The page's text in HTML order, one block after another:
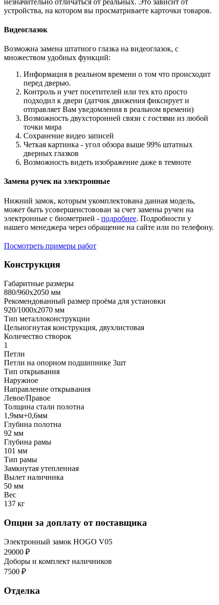
устройства, на котором вы просматриваете карточки товаров.
Видеоглазок
Возможна замена штатного глазка на видеоглазок, с
множеством удобных функций:
Информация в реальном времени о том что происходит
перед дверью.
Контроль и учет посетителей или тех кто просто
подходил к двери (датчик движения фиксирует и
отправляет Вам уведомления в реальном времени)
Возможность двухсторонней связи с гостями из любой
точки мира
Сохранение видео записей
Четкая картинка - угол обзора выше 99% штатных
дверных глазков
Возможность видеть изображение даже в темноте
Замена ручек на электронные
Нижний замок, которым укомплектована данная модель,
может быть усовершенстовован за счет замены ручен на
электронные с биометрией - подробнее. Подробности у
нашего менеджера через обращение на сайте или по телефону.
Посмотреть примеры работ
Конструкция
Габаритные размеры
880/960х2050 мм
Рекомендованный размер проёма для установки
920/1000х2070 мм
Тип металлоконструкции
Цельногнутая конструкция, двухлистовая
Количество створок
1
Петли
Петли на опорном подшипнике 3шт
Тип открывания
Наружное
Направление открывания
Левое/Правое
Толщина стали полотна
1,9мм+0,6мм
Глубина полотна
92 мм
Глубина рамы
101 мм
Тип рамы
Замкнутая утепленная
Вылет наличника
50 мм
Вес
137 кг
Опции за доплату от поставщика
Электронный замок HOGO V05
29000 ₽
Доборы и комплект наличников
7500 ₽
Отделка